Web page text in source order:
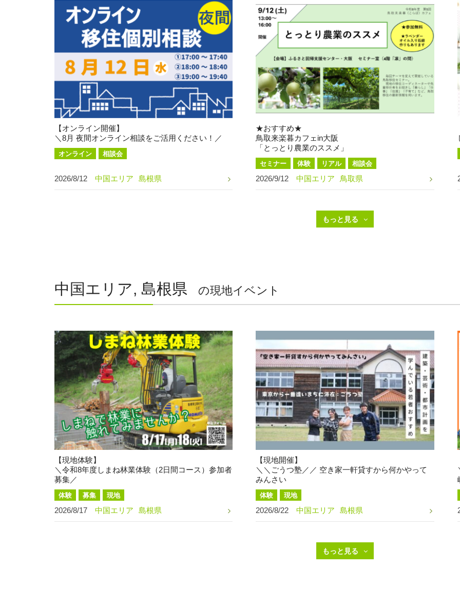
【オンライン開催】
＼8月 夜間オンライン相談をご活用ください！／
オンライン 相談会
2026/8/12 中国エリア 島根県
★おすすめ★
鳥取来楽暮カフェin大阪
「とっとり農業のススメ」
セミナー 体験 リアル 相談会
2026/9/12 中国エリア 鳥取県
中国エリア, 島根県 の現地イベント
【現地体験】
＼令和8年度しまね林業体験（2日間コース）参加者
募集／
体験 募集 現地
2026/8/17 中国エリア 島根県
【現地開催】
＼＼ごうつ塾／／ 空き家一軒貸すから何かやって
みんさい
体験 現地
2026/8/22 中国エリア 島根県